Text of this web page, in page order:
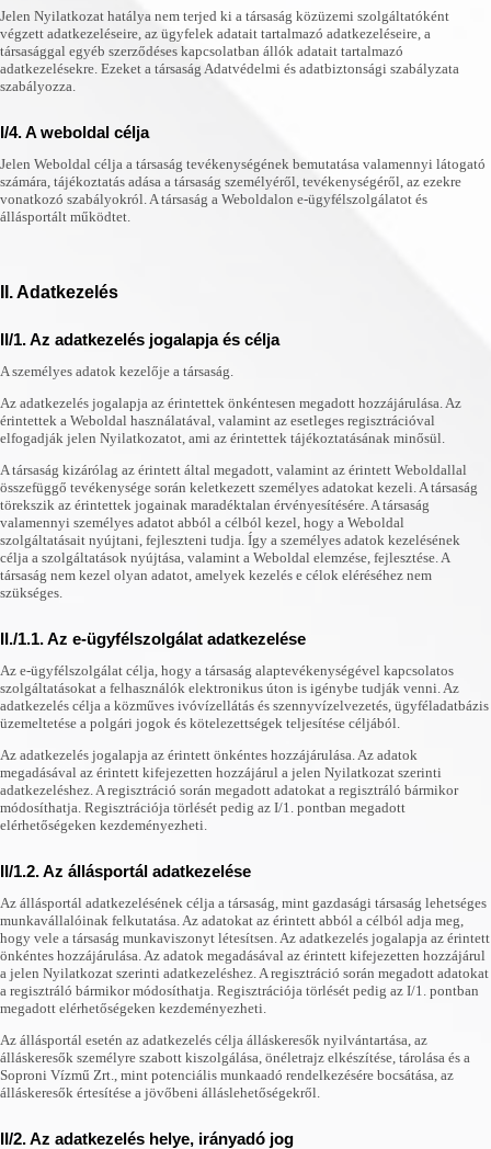
Jelen Nyilatkozat hatálya nem terjed ki a társaság közüzemi szolgáltatóként
végzett adatkezeléseire, az ügyfelek adatait tartalmazó adatkezeléseire, a
társasággal egyéb szerződéses kapcsolatban állók adatait tartalmazó
adatkezelésekre. Ezeket a társaság Adatvédelmi és adatbiztonsági szabályzata
szabályozza.
I/4. A weboldal célja
Jelen Weboldal célja a társaság tevékenységének bemutatása valamennyi látogató
számára, tájékoztatás adása a társaság személyéről, tevékenységéről, az ezekre
vonatkozó szabályokról. A társaság a Weboldalon e-ügyfélszolgálatot és
állásportált működtet.
II. Adatkezelés
II/1. Az adatkezelés jogalapja és célja
A személyes adatok kezelője a társaság.
Az adatkezelés jogalapja az érintettek önkéntesen megadott hozzájárulása. Az
érintettek a Weboldal használatával, valamint az esetleges regisztrációval
elfogadják jelen Nyilatkozatot, ami az érintettek tájékoztatásának minősül.
A társaság kizárólag az érintett által megadott, valamint az érintett Weboldallal
összefüggő tevékenysége során keletkezett személyes adatokat kezeli. A társaság
törekszik az érintettek jogainak maradéktalan érvényesítésére. A társaság
valamennyi személyes adatot abból a célból kezel, hogy a Weboldal
szolgáltatásait nyújtani, fejleszteni tudja. Így a személyes adatok kezelésének
célja a szolgáltatások nyújtása, valamint a Weboldal elemzése, fejlesztése. A
társaság nem kezel olyan adatot, amelyek kezelés e célok eléréséhez nem
szükséges.
II./1.1. Az e-ügyfélszolgálat adatkezelése
Az e-ügyfélszolgálat célja, hogy a társaság alaptevékenységével kapcsolatos
szolgáltatásokat a felhasználók elektronikus úton is igénybe tudják venni. Az
adatkezelés célja a közműves ivóvízellátás és szennyvízelvezetés, ügyféladatbázis
üzemeltetése a polgári jogok és kötelezettségek teljesítése céljából.
Az adatkezelés jogalapja az érintett önkéntes hozzájárulása. Az adatok
megadásával az érintett kifejezetten hozzájárul a jelen Nyilatkozat szerinti
adatkezeléshez. A regisztráció során megadott adatokat a regisztráló bármikor
módosíthatja. Regisztrációja törlését pedig az I/1. pontban megadott
elérhetőségeken kezdeményezheti.
II/1.2. Az állásportál adatkezelése
Az állásportál adatkezelésének célja a társaság, mint gazdasági társaság lehetséges
munkavállalóinak felkutatása. Az adatokat az érintett abból a célból adja meg,
hogy vele a társaság munkaviszonyt létesítsen. Az adatkezelés jogalapja az érintett
önkéntes hozzájárulása. Az adatok megadásával az érintett kifejezetten hozzájárul
a jelen Nyilatkozat szerinti adatkezeléshez. A regisztráció során megadott adatokat
a regisztráló bármikor módosíthatja. Regisztrációja törlését pedig az I/1. pontban
megadott elérhetőségeken kezdeményezheti.
Az állásportál esetén az adatkezelés célja álláskeresők nyilvántartása, az
álláskeresők személyre szabott kiszolgálása, önéletrajz elkészítése, tárolása és a
Soproni Vízmű Zrt., mint potenciális munkaadó rendelkezésére bocsátása, az
álláskeresők értesítése a jövőbeni álláslehetőségekről.
II/2. Az adatkezelés helye, irányadó jog